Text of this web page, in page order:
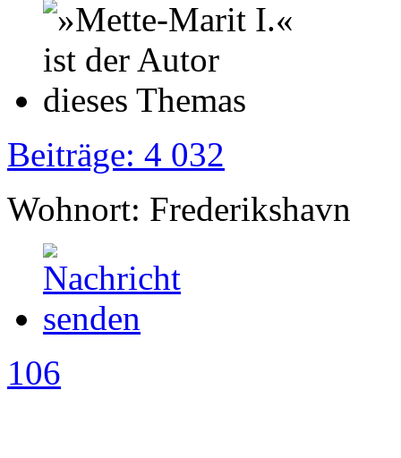
Beiträge: 4 032
Wohnort: Frederikshavn
106